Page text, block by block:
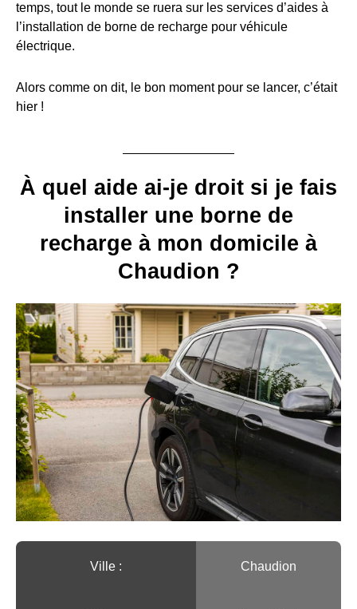
temps, tout le monde se ruera sur les services d’aides à
l’installation de borne de recharge pour véhicule
électrique.
Alors comme on dit, le bon moment pour se lancer, c’était
hier !
À quel aide ai-je droit si je fais
installer une borne de
recharge à mon domicile à
Chaudion ?
Ville :️ Chaudion